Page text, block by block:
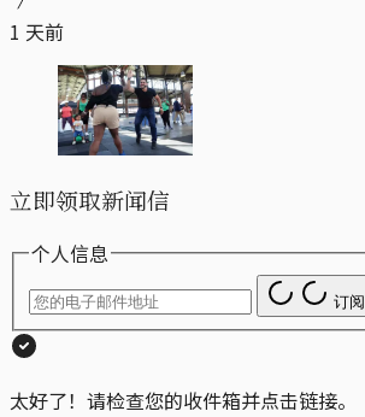
1 天前
立即领取新闻信
个人信息
订阅
太好了！请检查您的收件箱并点击链接。